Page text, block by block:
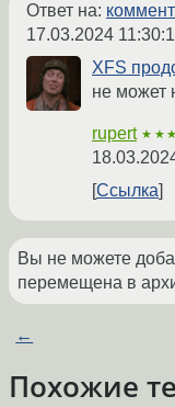
Ответ на:
17.03.2024
XFS
не может
rupert
Ссылка
Вы не можете
перемещена в
←
Похожие